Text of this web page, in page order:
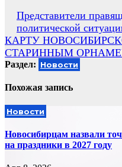
Навигация
по
записям
Представители
политической
КАРТУ
СТАРИННЫМ
Раздел: Новости
Похожая запись
Новости
Новосибирцам назвали
на праздники в 2027 году